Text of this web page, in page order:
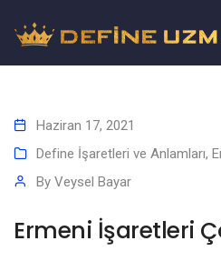
Haziran 17, 2021
Define İşaretleri ve Anlamları,
By Veysel Bayar
Ermeni İşaretleri